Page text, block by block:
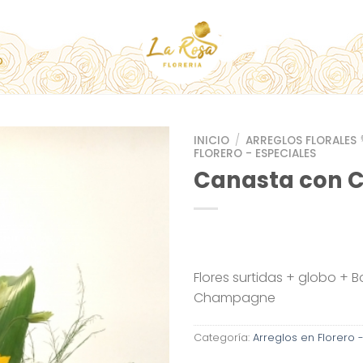
INICIO / ARREGLOS FLORALES
FLORERO - ESPECIALES
Canasta con
Flores surtidas + globo +
Champagne
Categoría: Arreglos en Florero